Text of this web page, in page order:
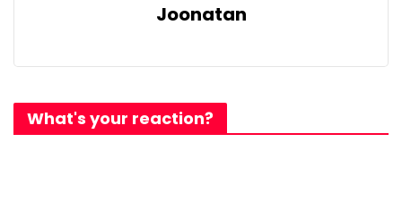
Joonatan
What's your reaction?